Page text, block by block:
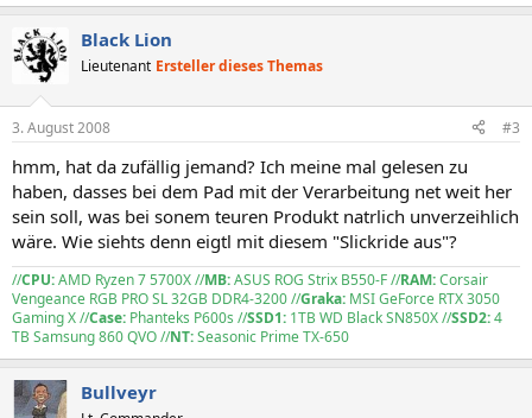
Black Lion
Lieutenant Ersteller dieses Themas
3. August 2008 #3
hmm, hat da zufällig jemand? Ich meine mal gelesen zu
haben, dasses bei dem Pad mit der Verarbeitung net weit her
sein soll, was bei sonem teuren Produkt natrlich unverzeihlich
wäre. Wie siehts denn eigtl mit diesem "Slickride aus"?
//CPU:AMD Ryzen 7 5700X //MB:ASUS ROG Strix B550-F //RAM:Corsair
Vengeance RGB PRO SL 32GB DDR4-3200 //Graka: MSI GeForce RTX 3050
Gaming X //Case: Phanteks P600s //SSD1: 1TB WD Black SN850X //SSD2:4
TB Samsung 860 QVO //NT:Seasonic Prime TX-650
Bullveyr